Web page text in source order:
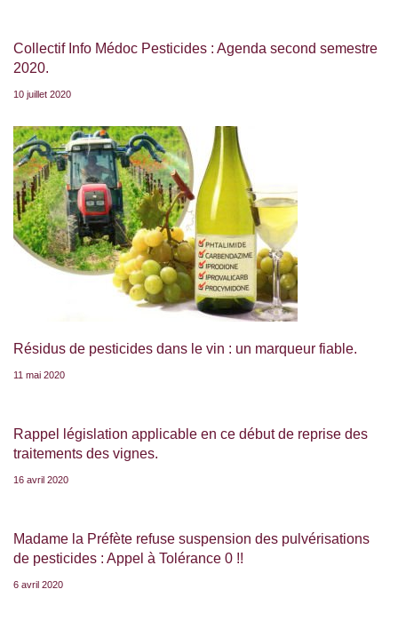
Collectif Info Médoc Pesticides : Agenda second semestre
2020.
10 juillet 2020
Résidus de pesticides dans le vin : un marqueur fiable.
11 mai 2020
Rappel législation applicable en ce début de reprise des
traitements des vignes.
16 avril 2020
Madame la Préfète refuse suspension des pulvérisations
de pesticides : Appel à Tolérance 0 !!
6 avril 2020